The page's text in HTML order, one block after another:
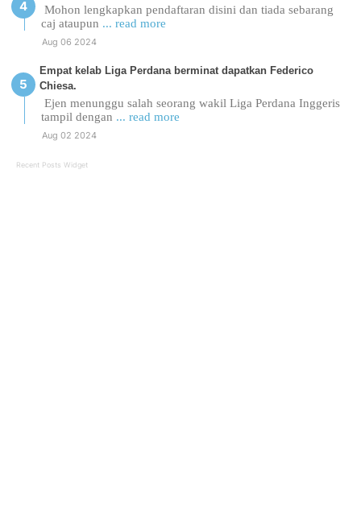
Mohon lengkapkan pendaftaran disini dan tiada sebarang
caj ataupun ... read more
Aug 06 2024
Empat kelab Liga Perdana berminat dapatkan Federico
Chiesa.
Ejen menunggu salah seorang wakil Liga Perdana Inggeris
tampil dengan ... read more
Aug 02 2024
Recent Posts Widget